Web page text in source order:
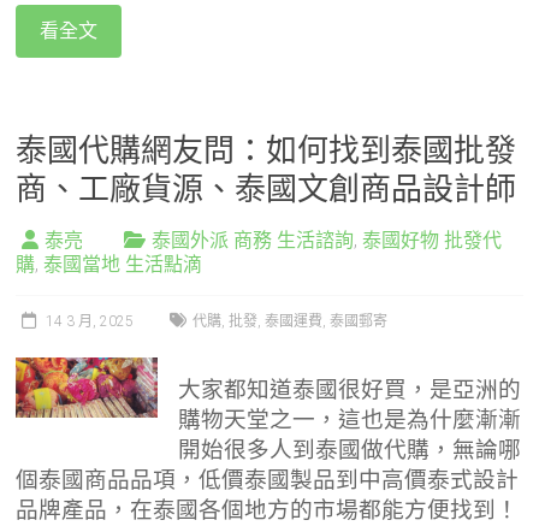
看全文
泰國代購網友問：如何找到泰國批發
商、工廠貨源、泰國文創商品設計師
泰亮 泰國外派 商務 生活諮詢,泰國好物 批發代
購,泰國當地 生活點滴
14 3 月, 2025 代購,批發,泰國運費,泰國郵寄
大家都知道泰國很好買，是亞洲的
購物天堂之一，這也是為什麼漸漸
開始很多人到泰國做代購，無論哪
個泰國商品品項，低價泰國製品到中高價泰式設計
品牌產品，在泰國各個地方的市場都能方便找到！